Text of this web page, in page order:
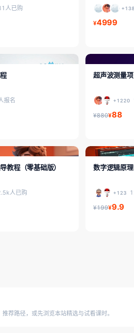
人已购
¥4999
报名
超声波测量项
+1220
¥880¥88
教程（零基础版）
人已购
FPGA专题课
数字逻辑原理
+123
¥199¥9.9
荐路径，或先浏览本站精选与试看课时。